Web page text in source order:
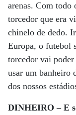
arenas. Com todo
torcedor que era
chinelo de dedo.
Europa, o futebol
torcedor vai poder
usar um banheiro
dos nossos
DINHEIRO – E